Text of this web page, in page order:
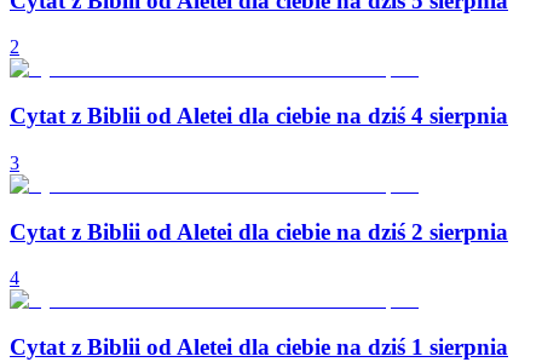
2
Cytat z Biblii od Aletei dla ciebie na dziś 4 sierpnia
3
Cytat z Biblii od Aletei dla ciebie na dziś 2 sierpnia
4
Cytat z Biblii od Aletei dla ciebie na dziś 1 sierpnia